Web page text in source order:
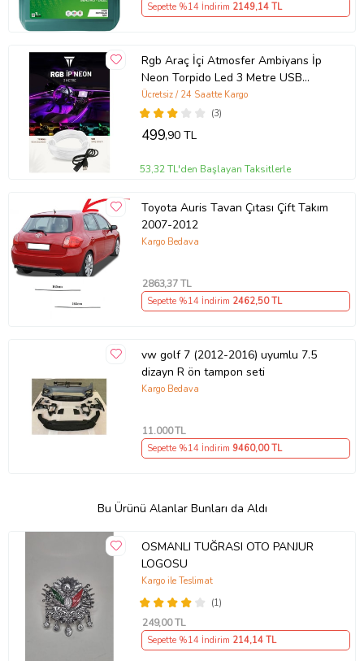
Sepette %14 İndirim 2149,14 TL
Rgb Araç İçi Atmosfer Ambiyans İp
Neon Torpido Led 3 Metre USB
Girişli
(3)
Ücretsiz / 24 Saatte Kargo
499,90 TL
53,32 TL'den Başlayan Taksitlerle
Toyota Auris Tavan Çıtası Çift Takım
2007-2012
Kargo Bedava
2863,37 TL
Sepette %14 İndirim 2462,50 TL
vw golf 7 (2012-2016) uyumlu 7.5
dizayn R ön tampon seti
Kargo Bedava
11.000TL
Sepette %14 İndirim 9460,00 TL
Bu Ürünü Alanlar Bunları da Aldı
OSMANLI TUĞRASI OTO PANJUR
LOGOSU
(1)
Kargo ile Teslimat
249,00 TL
Sepette %14 İndirim 214,14 TL